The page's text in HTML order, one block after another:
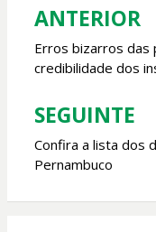
Navegação
de
Post
ANTERIOR
Erros bizarros das
credibilidade dos
SEGUINTE
Confira a lista dos
Pernambuco